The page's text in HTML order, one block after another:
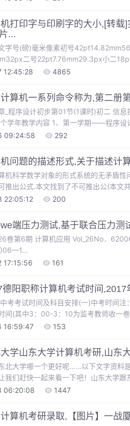
打印字与印刷字的大小,[转载
...
字号(磅)毫米像素初号
二号22pt7.76mm29.3px小二
四号14pt4.94mm18.7px小四
12:45:28 4865
算机一系列命令称为,第二册
设计初步第01节(1课时)初二 信息技术程序设计初步
学年教学内容 1、第一学期——程序
三——选修内容、复习及会考 第１节程序与程序设
09:24:58 292
问题的描述形式,关于描述计
机科学数学对象的形式系统的无矛盾
推出公式.本文找到了不可推出公(本文
体数学对象而言,有一个发现、承认、
22:05:12 200
端压力测试,基于联合压力测
June2006文章编号：1001—
17:15:56
161
德阳职称计算机考试时间
考考试时间及科目安排(一)中考时间
间(其中3：00-3：10为监考教师收一
县(市、区)考点设置应相对集中，既
16:59:47 153
学山东大学计算机考研,山
北大学哪一个更好呢……以下文字资料
我们赶快一起来看一下吧！山东大学
大学很多专业很不错，冶金，自动化
06:20:08 1447
算机考研录取,【图片】一战